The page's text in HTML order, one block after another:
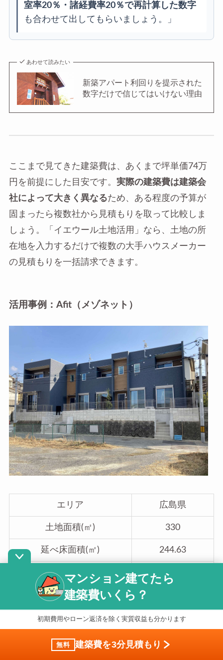
室率20％・諸経費率20％で再計算した数字
も合わせて出してもらいましょう。」
あわせて読みたい
新築アパート利回りを提示された
数字だけで信じてはいけない理由
ここまで見てきた建築費は、あくまで坪単価74万
円を前提にした目安です。 実際の建築費は建築会
社によって大きく異なるため、ある程度の予算が
固まったら複数社から見積もりを取って比較しま
しょう。「イエウール土地活用」なら、土地の所
在地を入力するだけで複数の大手ハウスメーカー
の見積もりを一括請求できます。
活用事例：Afit（メゾネット）
エリア 広島県
土地面積(㎡) 330
延べ床面積(㎡) 244.63
工法 木造在来
建築費用(円)
眺望がキレイな団地で、1棟3戸のメゾネッ
マンション建てたら
建築費いくら？
初期費用やローン返済を除く実質収益も分かります
無料 建築費を3分見積もり